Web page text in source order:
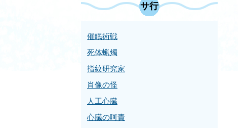
サ行
催眠術戦
死体蝋燭
指紋研究家
肖像の怪
人工心臓
心臓の呵責